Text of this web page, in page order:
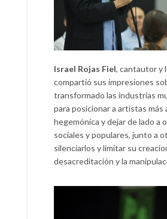
Israel Rojas Fiel, cantautor y
compartió sus impresiones
transformado las industrias
para posicionar a artistas más
hegemónica y dejar de lado a
sociales y populares, junto a
silenciarlos y limitar su
desacreditación y la